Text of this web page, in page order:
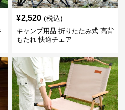
¥2,520 (税込)
キャンプ用品 折りたたみ式 高背
もたれ 快適チェア